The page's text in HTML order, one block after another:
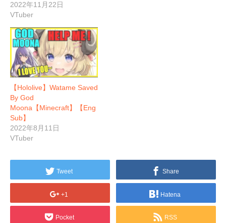
2022年11月22日
VTuber
【Hololive】Watame Saved
By God
Moona【Minecraft】【Eng
Sub】
2022年8月11日
VTuber
Tweet Share
+1 Hatena
Pocket RSS